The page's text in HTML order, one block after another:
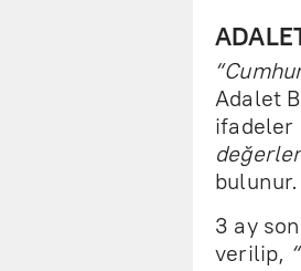
Adalet
ifadeler
bulunur.
3 ay
verilip,